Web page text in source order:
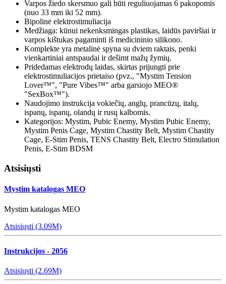
Varpos žiedo skersmuo gali būti reguliuojamas 6 pakopomis
(nuo 33 mm iki 52 mm).
Bipolinė elektrostimuliacija
Medžiaga: kūnui nekenksmingas plastikas, laidūs paviršiai ir
varpos kištukas pagaminti iš medicininio silikono.
Komplekte yra metalinė spyna su dviem raktais, penki
vienkartiniai antspaudai ir dešimt mažų žymių.
Pridedamas elektrodų laidas, skirtas prijungti prie
elektrostimuliacijos prietaiso (pvz., "Mystim Tension
Lover™", "Pure Vibes™" arba garsiojo MEO®
"SexBox™").
Naudojimo instrukcija vokiečių, anglų, prancūzų, italų,
ispanų, ispanų, olandų ir rusų kalbomis.
Kategorijos: Mystim, Pubic Enemy, Mystim Pubic Enemy,
Mystim Penis Cage, Mystim Chastity Belt, Mystim Chastity
Cage, E-Stim Penis, TENS Chastity Belt, Electro Stimulation
Penis, E-Stim BDSM
Atsisiųsti
Mystim katalogas MEO
Mystim katalogas MEO
Atsisiųsti (3.09M)
Instrukcijos - 2056
Atsisiųsti (2.69M)